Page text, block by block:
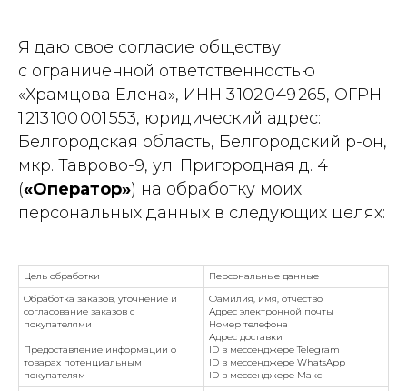
Я даю свое согласие обществу
с ограниченной ответственностью
«Храмцова Елена», ИНН 3 102 049 265, ОГРН
1 213 100 001 553, юридический адрес:
Белгородская область, Белгородский р-он,
мкр. Таврово-9, ул. Пригородная д. 4
(«Оператор») на обработку моих
персональных данных в следующих целях:
Цель обработки
Персональные данные
Обработка заказов, уточнение и
согласование заказов с
покупателями
Предоставление информации о
товарах потенциальным
покупателям
Фамилия, имя, отчество
Адрес электронной почты
Номер телефона
Адрес доставки
ID в мессенджере Telegram
ID в мессенджере WhatsApp
ID в мессенджере Макс